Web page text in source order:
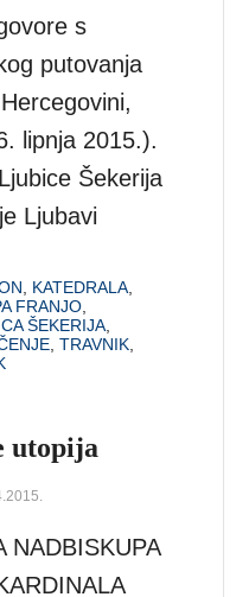
s
putovanja
lipnja 2015.).
Šekerija
Ljubavi
, KATEDRALA,
FRANJO,
ŠEKERIJA,
,TRAVNIK,
utopija
NADBISKUPA